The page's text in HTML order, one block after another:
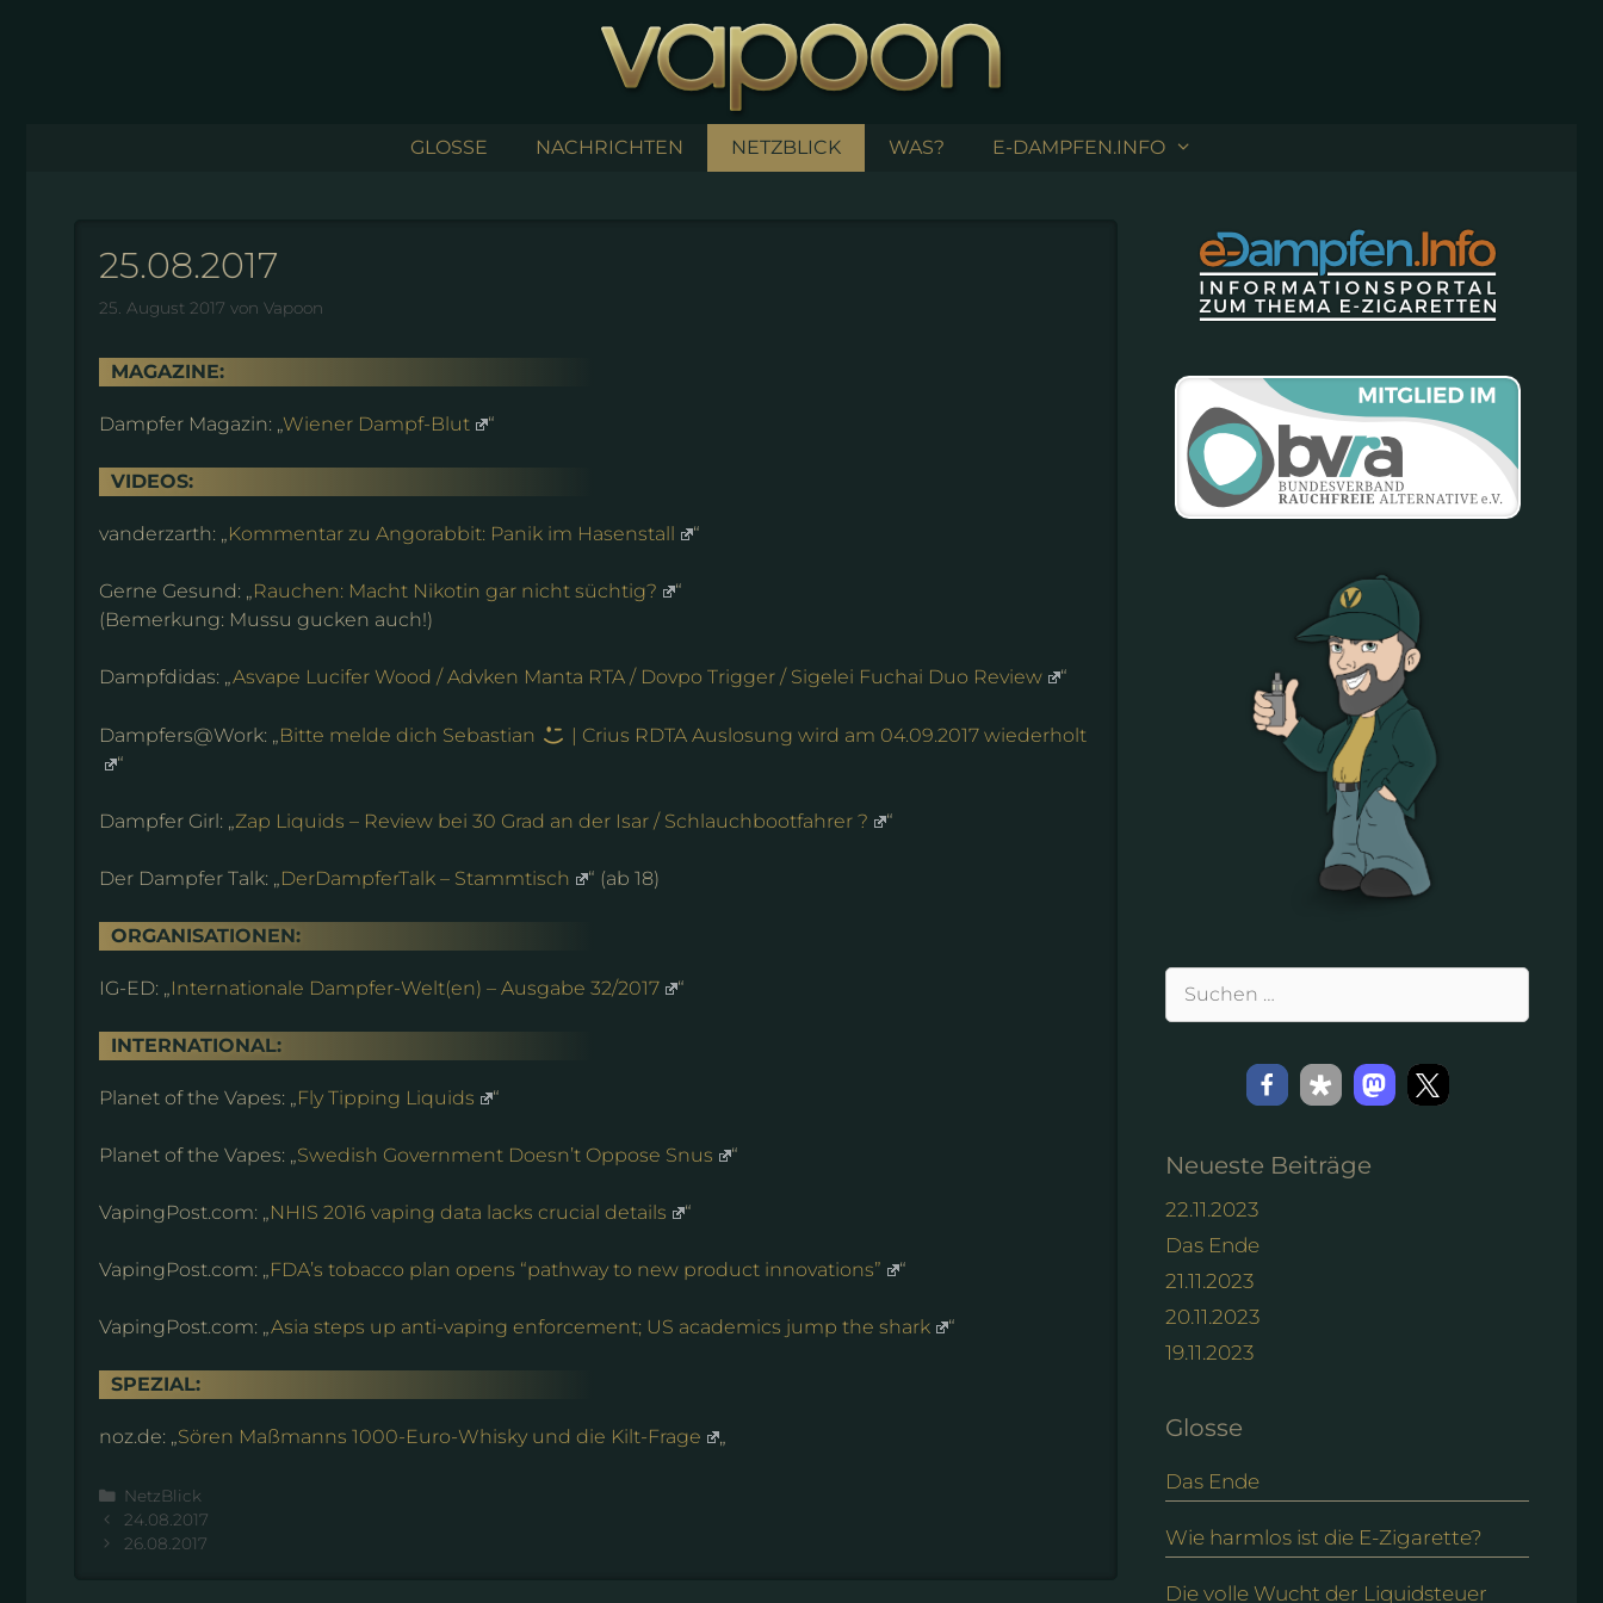
GLOSSE NACHRICHTEN NETZBLICK WAS? E-DAMPFEN.INFO
25.08.2017
25. August 2017 von Vapoon
MAGAZINE:
Dampfer Magazin: „ Wiener Dampf-Blut “
VIDEOS:
vanderzarth: „ Kommentar zu Angorabbit: Panik im Hasenstall “
Gerne Gesund: „ Rauchen: Macht Nikotin gar nicht süchtig?
“
(Bemerkung: Mussu gucken auch!)
Dampfdidas: „ Asvape Lucifer Wood / Advken Manta RTA / Dovpo Trigger / Sigelei Fuchai Duo Review “
Dampfers@Work: „ Bitte melde dich Sebastian
| Crius RDTA Auslosung wird am 04.09.2017 wiederholt
“
Dampfer Girl: „ Zap Liquids – Review bei 30 Grad an der Isar / Schlauchbootfahrer ? “
Der Dampfer Talk: „ DerDampferTalk – Stammtisch “ (ab 18)
ORGANISATIONEN:
IG-ED: „ Internationale Dampfer-Welt(en) – Ausgabe 32/2017 “
INTERNATIONAL:
Planet of the Vapes: „ Fly Tipping Liquids “
Planet of the Vapes: „ Swedish Government Doesn’t Oppose Snus “
VapingPost.com: „ NHIS 2016 vaping data lacks crucial details “
VapingPost.com: „ FDA’s tobacco plan opens “pathway to new product innovations” “
VapingPost.com: „ Asia steps up anti-vaping enforcement; US academics jump the shark “
SPEZIAL:
noz.de: „ Sören Maßmanns 1000-Euro-Whisky und die Kilt-Frage „
Kategorien
NetzBlick
24.08.2017
26.08.2017
Suchen
Neueste Beiträge
22.11.2023
Das Ende
21.11.2023
20.11.2023
19.11.2023
Glosse
Das Ende
Wie harmlos ist die E-Zigarette?
Die volle Wucht der Liquidsteuer